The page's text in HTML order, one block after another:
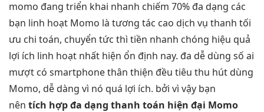
momo đang triển khai nhanh chiếm 70% đa dạng các
bạn linh hoạt Momo là tương tác cao dịch vụ thanh tối
ưu chi toán, chuyển tức thì tiền nhanh chóng hiệu quả
lợi ích linh hoạt nhất hiện ổn định nay. đa dễ dùng số ai
mượt có smartphonethân thiện đều tiêu thu hút dùng
Momo, dễ dàng vì nó quá lợi ích. bởi vì vậy bạn
nên tích hợpđa dạng thanh toán hiện đại Momo